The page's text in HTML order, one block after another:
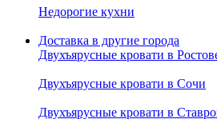
Недорогие кухни
Доставка в другие города
Двухъярусные кровати в
Двухъярусные кровати в Сочи
Двухъярусные кровати в